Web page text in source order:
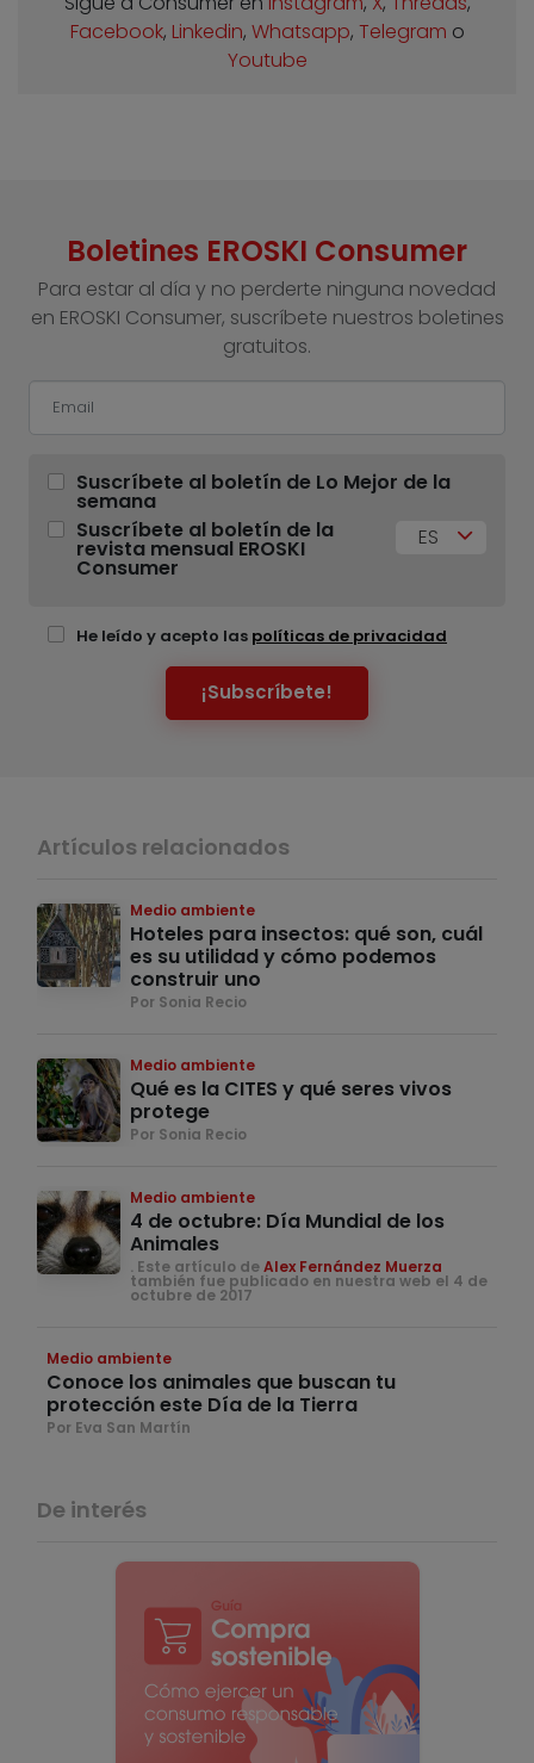
Facebook, Linkedin, Whatsapp, Telegram o
Youtube
Boletines EROSKI Consumer
Para estar al día y no perderte ninguna novedad
en EROSKI Consumer, suscríbete nuestros boletines
gratuitos.
Suscríbete al boletín de Lo Mejor de la
semana
Suscríbete al boletín de la
revista mensual EROSKI
Consumer
ES
He leído y acepto las políticas de privacidad
¡Subscríbete!
Artículos relacionados
Medio ambiente
Hoteles para insectos: qué son, cuál
es su utilidad y cómo podemos
construir uno
Por Sonia Recio
Medio ambiente
Qué es la CITES y qué seres vivos
protege
Por Sonia Recio
Medio ambiente
4 de octubre: Día Mundial de los
Animales
. Este artículo deAlex Fernández Muerza
también fue publicado en nuestra web el 4 de
octubre de 2017
Medio ambiente
Conoce los animales que buscan tu
protección este Día de la Tierra
Por Eva San Martín
De interés